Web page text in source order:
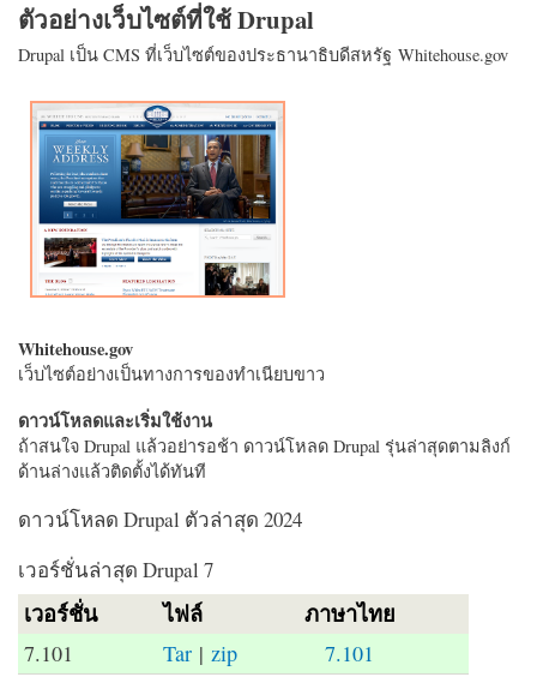
ตัวอย่างเว็บไซต์ที่ใช้ Drupal
Drupal เป็น CMS ที่เว็บไซต์ของประธานาธิบดีสหรัฐ Whitehouse.gov
Whitehouse.gov
เว็บไซต์อย่างเป็นทางการของทำเนียบขาว
ดาวน์โหลดและเริ่มใช้งาน
ถ้าสนใจ Drupal แล้วอย่ารอช้า ดาวน์โหลด Drupal รุ่นล่าสุดตามลิงก์
ด้านล่างแล้วติดตั้งได้ทันที
ดาวน์โหลด Drupal ตัวล่าสุด 2024
เวอร์ชั่นล่าสุด Drupal 7
เวอร์ชั่น ไฟล์ ภาษาไทย
7.101 Tar |zip 7.101